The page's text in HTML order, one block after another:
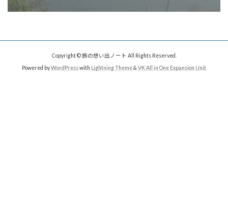
Copyright © 旅の想い出ノート All Rights Reserved.
Powered byWordPresswith Lightning Theme& VK All in One Expansion Unit